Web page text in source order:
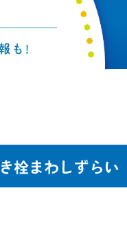
栓まわしずらい